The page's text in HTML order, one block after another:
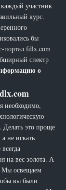
участник
курс.
бы
портал fdlx.com
спектр
о
необходимо,
Делать это проще
не искать
на вес золота. А
Мы освещаем
вы были